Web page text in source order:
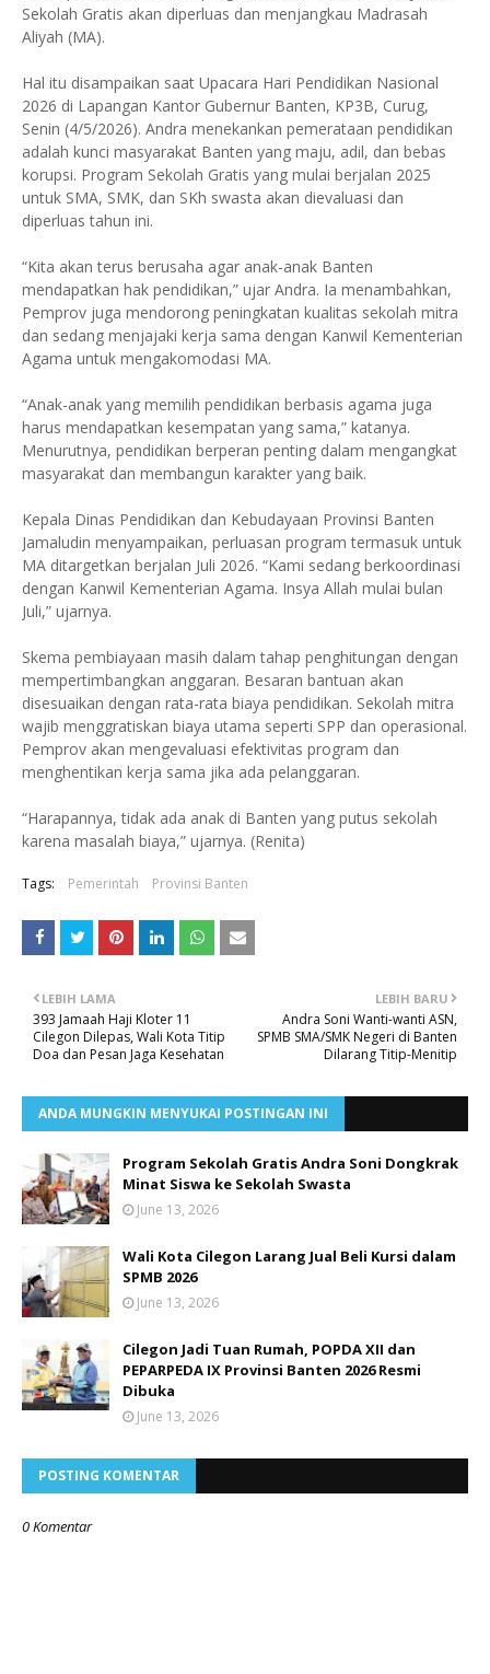
Sekolah Gratis akan diperluas dan menjangkau Madrasah
Aliyah (MA).
Hal itu disampaikan saat Upacara Hari Pendidikan Nasional
2026 di Lapangan Kantor Gubernur Banten, KP3B, Curug,
Senin (4/5/2026). Andra menekankan pemerataan pendidikan
adalah kunci masyarakat Banten yang maju, adil, dan bebas
korupsi. Program Sekolah Gratis yang mulai berjalan 2025
untuk SMA, SMK, dan SKh swasta akan dievaluasi dan
diperluas tahun ini.
“Kita akan terus berusaha agar anak-anak Banten
mendapatkan hak pendidikan,” ujar Andra. Ia menambahkan,
Pemprov juga mendorong peningkatan kualitas sekolah mitra
dan sedang menjajaki kerja sama dengan Kanwil Kementerian
Agama untuk mengakomodasi MA.
“Anak-anak yang memilih pendidikan berbasis agama juga
harus mendapatkan kesempatan yang sama,” katanya.
Menurutnya, pendidikan berperan penting dalam mengangkat
masyarakat dan membangun karakter yang baik.
Kepala Dinas Pendidikan dan Kebudayaan Provinsi Banten
Jamaludin menyampaikan, perluasan program termasuk untuk
MA ditargetkan berjalan Juli 2026. “Kami sedang berkoordinasi
dengan Kanwil Kementerian Agama. Insya Allah mulai bulan
Juli,” ujarnya.
Skema pembiayaan masih dalam tahap penghitungan dengan
mempertimbangkan anggaran. Besaran bantuan akan
disesuaikan dengan rata-rata biaya pendidikan. Sekolah mitra
wajib menggratiskan biaya utama seperti SPP dan operasional.
Pemprov akan mengevaluasi efektivitas program dan
menghentikan kerja sama jika ada pelanggaran.
“Harapannya, tidak ada anak di Banten yang putus sekolah
karena masalah biaya,” ujarnya. (Renita)
Tags: Pemerintah Provinsi Banten
LEBIH BARU
Andra Soni Wanti-wanti ASN,
SPMB SMA/SMK Negeri di Banten
Dilarang Titip-Menitip
LEBIH LAMA
393 Jamaah Haji Kloter 11
Cilegon Dilepas, Wali Kota Titip
Doa dan Pesan Jaga Kesehatan
ANDA MUNGKIN MENYUKAI POSTINGAN INI
Program Sekolah Gratis Andra Soni Dongkrak
Minat Siswa ke Sekolah Swasta
June 13, 2026
Wali Kota Cilegon Larang Jual Beli Kursi dalam
SPMB 2026
June 13, 2026
Cilegon Jadi Tuan Rumah, POPDA XII dan
PEPARPEDA IX Provinsi Banten 2026 Resmi
Dibuka
June 13, 2026
POSTING KOMENTAR
0 Komentar